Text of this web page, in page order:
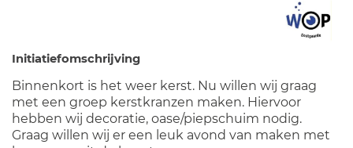
Initiatiefomschrijving
Binnenkort is het weer kerst. Nu willen wij graag
met een groep kerstkranzen maken. Hiervoor
hebben wij decoratie, oase/piepschuim nodig.
Graag willen wij er een leuk avond van maken met